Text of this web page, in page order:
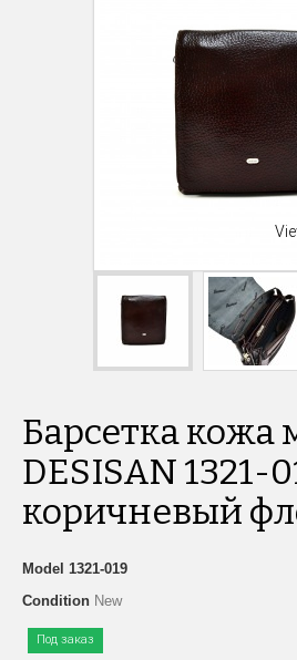
Барсетка кожа
DESISAN 1321-
коричневый
Model 1321-019
Condition New
Под заказ